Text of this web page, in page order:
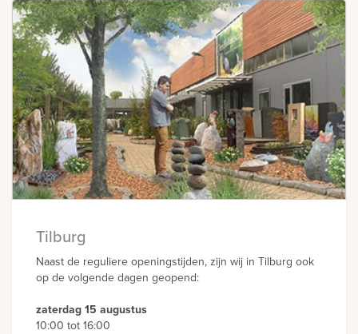
Tilburg
Naast de reguliere openingstijden, zijn wij in Tilburg ook
op de volgende dagen geopend:
zaterdag 15 augustus
10:00 tot 16:00